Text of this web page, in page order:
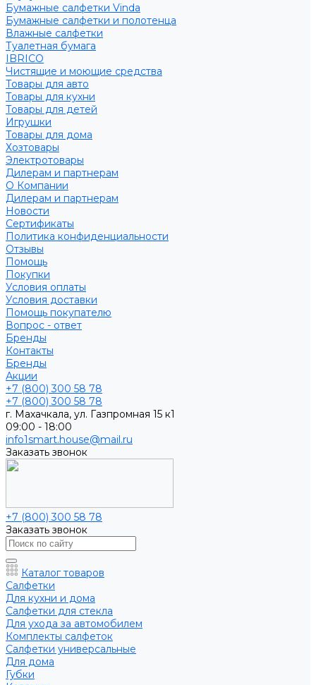
Бумажные салфетки Vinda
Бумажные салфетки и полотенца
Влажные салфетки
Туалетная бумага
IBRICO
Чистящие и моющие средства
Товары для авто
Товары для кухни
Товары для детей
Игрушки
Товары для дома
Хозтовары
Электротовары
Дилерам и партнерам
О Компании
Дилерам и партнерам
Новости
Сертификаты
Политика конфиденциальности
Отзывы
Помощь
Покупки
Условия оплаты
Условия доставки
Помощь покупателю
Вопрос - ответ
Бренды
Контакты
Бренды
Акции
+7 (800) 300 58 78
+7 (800) 300 58 78
г. Махачкала, ул. Газпромная 15 к1
09:00 - 18:00
info1smart.house@mail.ru
Заказать звонок
+7 (800) 300 58 78
Заказать звонок
Каталог товаров
Салфетки
Для кухни и дома
Салфетки для стекла
Для ухода за автомобилем
Комплекты салфеток
Салфетки универсальные
Для дома
Губки